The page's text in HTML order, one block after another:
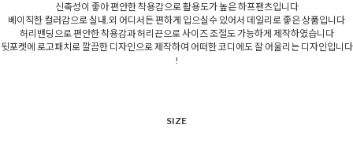
신축성이 좋아 편안한 착용감으로 활용도가 높은 하프팬츠입니다
베이직한 컬러감으로 실내.외 어디서든 편하게 입으실수 있어서 데일리로 좋은 상품입니다
허리밴딩으로 편안한 착용감과 허리끈으로 사이즈 조절도 가능하게 제작하였습니다
뒷포켓에 로고패치로 깔끔한 디자인으로 제작하여 어떠한 코디에도 잘 어울리는 디자인입니다
!
SIZE